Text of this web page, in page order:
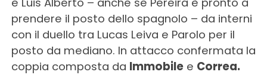
prendere il posto dello spagnolo – da interni
con il duello tra Lucas Leiva e Parolo per il
posto da mediano. In attacco confermata la
coppia composta da Immobilee Correa.